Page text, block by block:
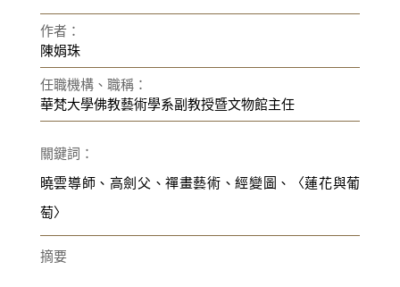
作者：
陳娟珠
任職機構、職稱：
華梵大學佛教藝術學系副教授暨文物館主任
關鍵詞：
曉雲導師、高劍父、禪畫藝術、經變圖、〈蓮花與葡
萄〉
摘要